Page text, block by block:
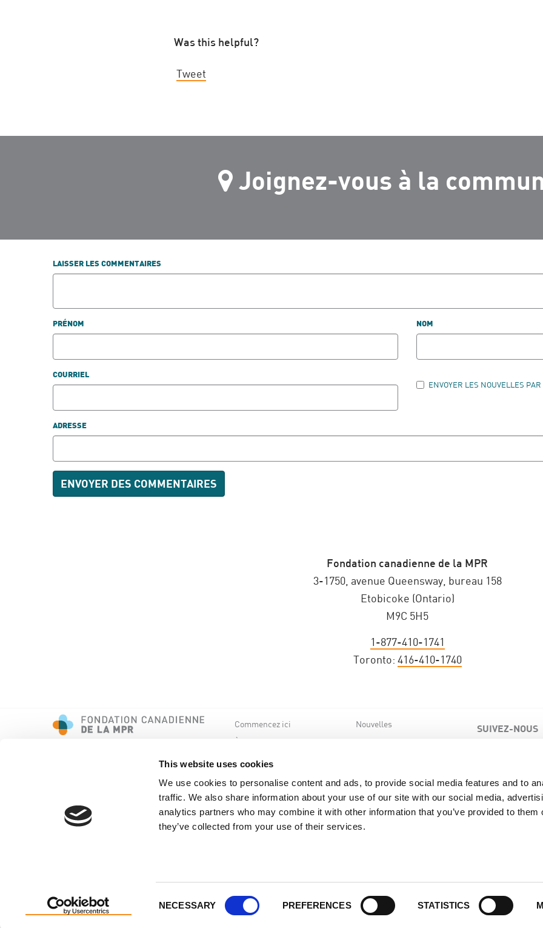
This website uses cookies
We use cookies to personalise content and ads, to provide social media features and to
traffic. We also share information about your use of our site with our social media,
analytics partners who may combine it with other information that you’ve provided to them
they’ve collected from your use of their services.
NECESSARY PREFERENCES STATISTICS
Was this helpful?
Tweet
Joignez-vous à la
LAISSER LES COMMENTAIRES
PRÉNOM NOM
COURRIEL
ENVOYER LES NOUVELLES
ADRESSE
Fondation canadienne de la MPR
3-1750, avenue Queensway, bureau 158
Etobicoke (Ontario)
M9C 5H5
1-877-410-1741
Toronto: 416-410-1740
Commencez ici
À propos de nous
Événements
Nouvelles SUIVEZ-NOUS
Copyright © Fondation canadienne de la MPR Retour en haut de page